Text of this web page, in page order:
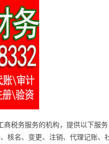
商税务服务的机构，提供以下服务
核名、变更、注销、代理记账